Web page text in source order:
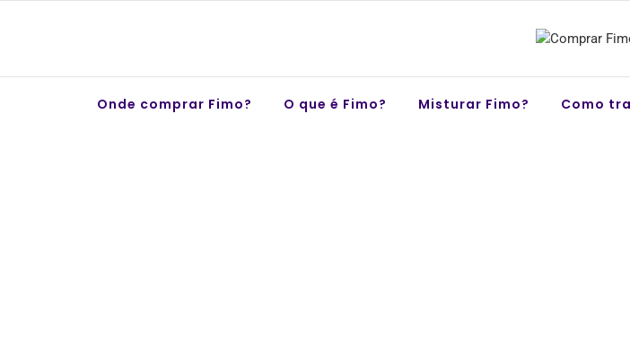
Onde comprar Fimo? O que é Fimo? Misturar Fimo? Como